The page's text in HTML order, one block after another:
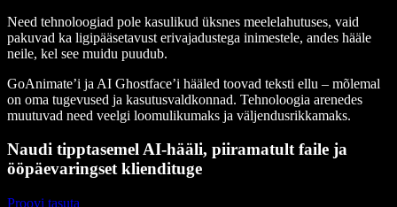
Need tehnoloogiad pole kasulikud üksnes meelelahutuses, vaid
pakuvad ka ligipääsetavust erivajadustega inimestele, andes hääle
neile, kel see muidu puudub.
GoAnimate’i ja AI Ghostface’i hääled toovad teksti ellu – mõlemal
on oma tugevused ja kasutusvaldkonnad. Tehnoloogia arenedes
muutuvad need veelgi loomulikumaks ja väljendusrikkamaks.
Naudi tipptasemel AI-hääli, piiramatult faile ja
ööpäevaringset kliendituge
Proovi tasuta